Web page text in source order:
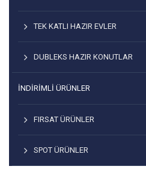
TEK KATLI HAZIR EVLER
DUBLEKS HAZIR KONUTLAR
İNDIRIMLI ÜRÜNLER
FIRSAT ÜRÜNLER
SPOT ÜRÜNLER